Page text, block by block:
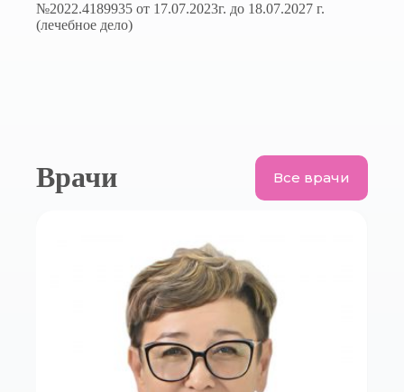
№2022.4189935 от 17.07.2023г. до 18.07.2027 г.
(лечебное дело)
Врачи Все врачи